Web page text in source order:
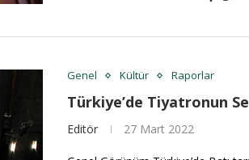
Genel Kültür Raporlar
Türkiye’de Tiyatronun
Editör 27 Mart 2022